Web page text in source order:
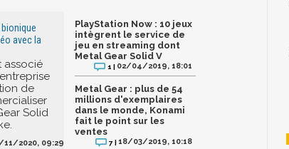
bionique
avec la
associé
de
Solid
11/2020, 09:29
PlayStation Now : 10 jeux
intègrent le service de
jeu en streaming dont
Metal Gear Solid V
1 | 02/04/2019, 18:01
Metal Gear : plus de 54
millions d'exemplaires
dans le monde, Konami
fait le point sur les
ventes
7 |18/03/2019, 10:18